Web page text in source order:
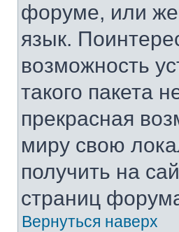
форуме, или же
язык.
возможность
такого пакета
прекрасная
миру свою
получить на
страниц
Вернуться наверх